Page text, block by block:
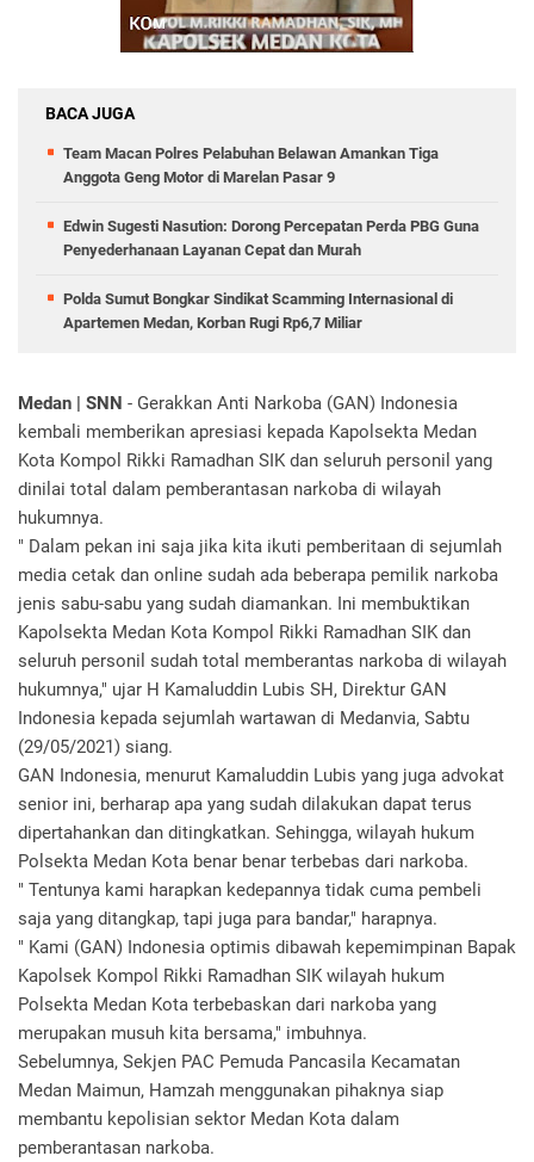
BACA JUGA
Team Macan Polres Pelabuhan Belawan Amankan Tiga
Anggota Geng Motor di Marelan Pasar 9
Edwin Sugesti Nasution: Dorong Percepatan Perda PBG Guna
Penyederhanaan Layanan Cepat dan Murah
Polda Sumut Bongkar Sindikat Scamming Internasional di
Apartemen Medan, Korban Rugi Rp6,7 Miliar
Medan | SNN - Gerakkan Anti Narkoba (GAN) Indonesia
kembali memberikan apresiasi kepada Kapolsekta Medan
Kota Kompol Rikki Ramadhan SIK dan seluruh personil yang
dinilai total dalam pemberantasan narkoba di wilayah
hukumnya.
" Dalam pekan ini saja jika kita ikuti pemberitaan di sejumlah
media cetak dan online sudah ada beberapa pemilik narkoba
jenis sabu-sabu yang sudah diamankan. Ini membuktikan
Kapolsekta Medan Kota Kompol Rikki Ramadhan SIK dan
seluruh personil sudah total memberantas narkoba di wilayah
hukumnya," ujar H Kamaluddin Lubis SH, Direktur GAN
Indonesia kepada sejumlah wartawan di Medanvia, Sabtu
(29/05/2021) siang.
GAN Indonesia, menurut Kamaluddin Lubis yang juga advokat
senior ini, berharap apa yang sudah dilakukan dapat terus
dipertahankan dan ditingkatkan. Sehingga, wilayah hukum
Polsekta Medan Kota benar benar terbebas dari narkoba.
" Tentunya kami harapkan kedepannya tidak cuma pembeli
saja yang ditangkap, tapi juga para bandar," harapnya.
" Kami (GAN) Indonesia optimis dibawah kepemimpinan Bapak
Kapolsek Kompol Rikki Ramadhan SIK wilayah hukum
Polsekta Medan Kota terbebaskan dari narkoba yang
merupakan musuh kita bersama," imbuhnya.
Sebelumnya, Sekjen PAC Pemuda Pancasila Kecamatan
Medan Maimun, Hamzah menggunakan pihaknya siap
membantu kepolisian sektor Medan Kota dalam
pemberantasan narkoba.